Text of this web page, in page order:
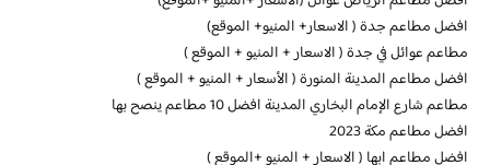
افضل مطاعم جدة ( الاسعار+ المنيو+ الموقع)
مطاعم عوائل في جدة ( الاسعار + المنيو + الموقع )
افضل مطاعم المدينة المنورة ( الأسعار + المنيو + الموقع )
مطاعم شارع الإمام البخاري المدينة افضل 10 مطاعم ينصح بها
افضل مطاعم مكة 2023
افضل مطاعم ابها ( الاسعار + المنيو +الموقع )